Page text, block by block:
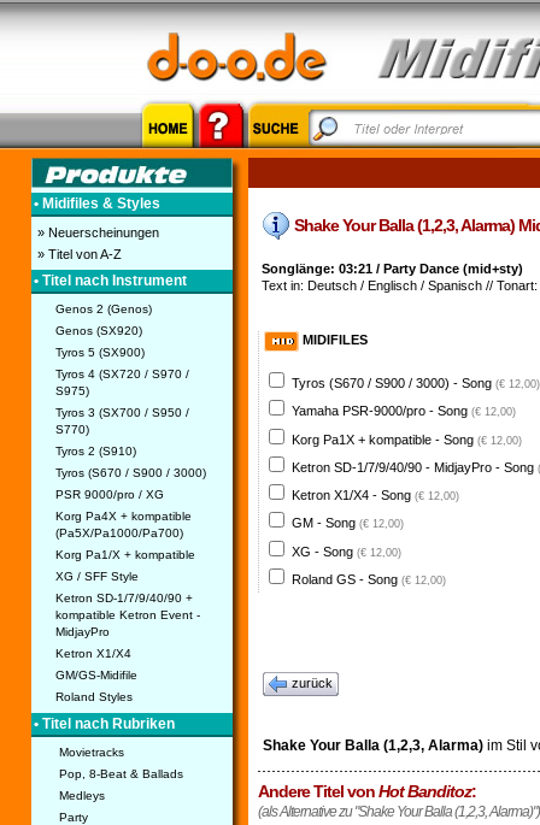
• Midifiles & Styles
» Neuerscheinungen
» Titel von A-Z
• Titel nach Instrument
Genos 2 (Genos)
Genos (SX920)
Tyros 5 (SX900)
Tyros 4 (SX720 / S970 /
S975)
Tyros 3 (SX700 / S950 /
S770)
Tyros 2 (S910)
Tyros (S670 / S900 / 3000)
PSR 9000/pro / XG
Korg Pa4X + kompatible
(Pa5X/Pa1000/Pa700)
Korg Pa1/X + kompatible
XG / SFF Style
Ketron SD-1/7/9/40/90 +
kompatible Ketron Event -
MidjayPro
Ketron X1/X4
GM/GS-Midifile
Roland Styles
• Titel nach Rubriken
Movietracks
Pop, 8-Beat & Ballads
Medleys
Party
Shake Your Balla (1,2,3, Alarma)
Songlänge: 03:21 / Party Dance (mid+sty)
Text in: Deutsch / Englisch / Spanisch // Tonart:
MIDIFILES
Tyros (S670 / S900 / 3000) - Song (€ 12,00)
Yamaha PSR-9000/pro - Song (€ 12,00)
Korg Pa1X + kompatible - Song (€ 12,00)
Ketron SD-1/7/9/40/90 - MidjayPro - Song
Ketron X1/X4 - Song (€ 12,00)
GM - Song (€ 12,00)
XG - Song (€ 12,00)
Roland GS - Song (€ 12,00)
zurück
Shake Your Balla (1,2,3, Alarma)im Stil
Andere Titel vonHot Banditoz:
(als Alternative zu "Shake Your Balla (1,2,3, Alarma)")